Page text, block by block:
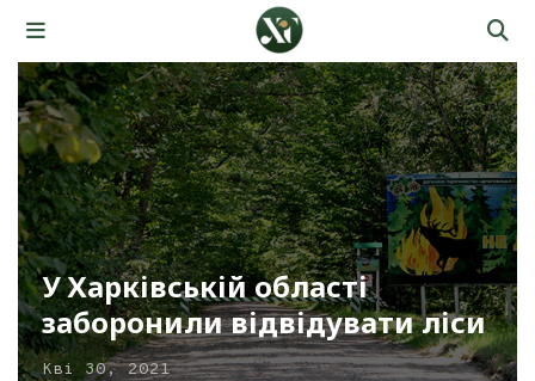
У Харківській області
заборонили відвідувати ліси
Кві 30, 2021